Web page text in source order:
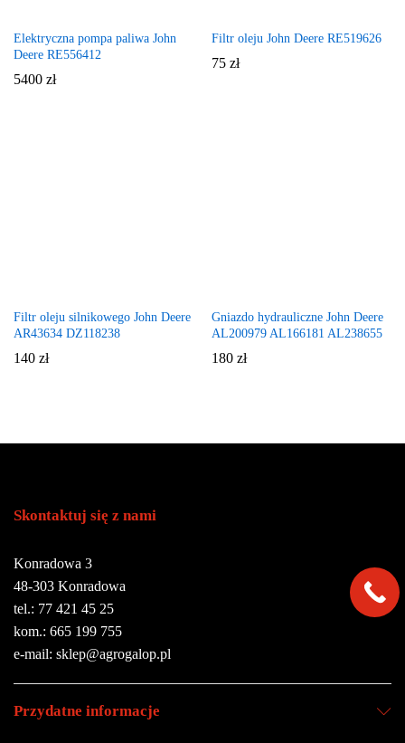
Elektryczna pompa paliwa John
Deere RE556412
5400 zł
Filtr oleju John Deere RE519626
75 zł
Filtr oleju silnikowego John Deere
AR43634 DZ118238
140 zł
Gniazdo hydrauliczne John Deere
AL200979 AL166181 AL238655
180 zł
Skontaktuj się z nami
Konradowa 3
48-303 Konradowa
tel.: 77 421 45 25
kom.: 665 199 755
e-mail: sklep@agrogalop.pl
Przydatne informacje